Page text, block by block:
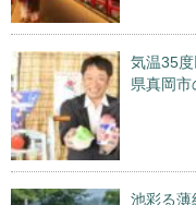
気温35
県真岡市
池彩る